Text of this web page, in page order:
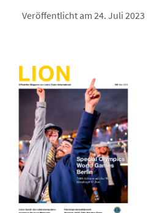
Veröffentlicht am 24. Juli 2023